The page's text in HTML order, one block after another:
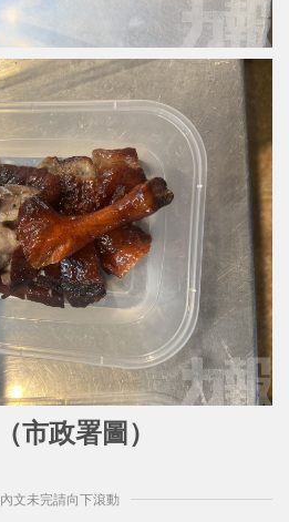
市政署圖）
文未完請向下滾動